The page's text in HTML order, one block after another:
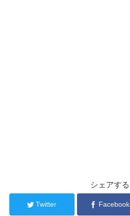
シェアする
Twitter Facebook